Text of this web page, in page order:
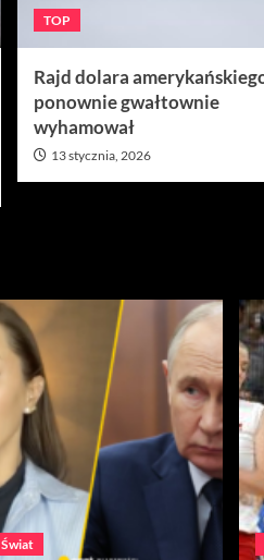
TOP
Rajd dolara
ponownie gwałtownie
wyhamował
13 stycznia, 2026
Świat